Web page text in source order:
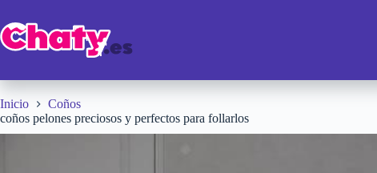
contenido
Inicio
Coños
coños pelones preciosos y perfectos para follarlos